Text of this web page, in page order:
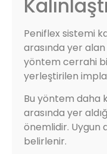
Peniflex sistemi
arasında yer
yöntem cerrahi
yerleştirilen
Bu yöntem daha
arasında yer
önemlidir. Uygun
belirlenir.